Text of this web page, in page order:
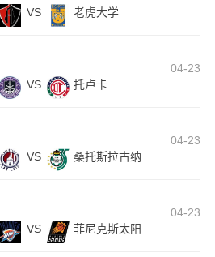
VS 老虎大学
04-23
VS 托卢卡
04-23
VS 桑托斯拉古纳
04-23
VS 菲尼克斯太阳